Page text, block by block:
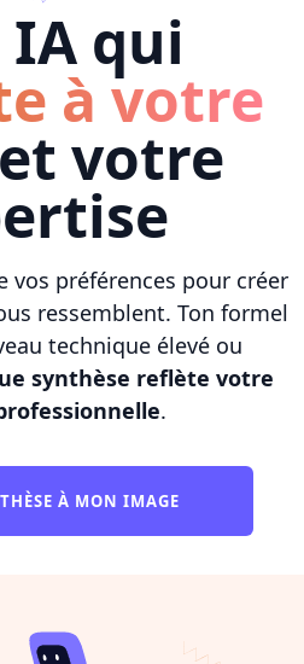
IA qui
à votre
et votre
vos préférences pour créer
ressemblent. Ton formel
technique élevé ou
synthèse reflète votre
.
À MON IMAGE